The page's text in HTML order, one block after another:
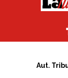
Aut.